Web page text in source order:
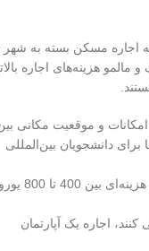
اجاره مسکن بسته به شهر
هزینه‌های اجاره
و موقعیت مکانی
برای دانشجویان بین‌المللی
آپارتمان مشترک: زندگی در آپارتمان مشترک با
اجاره یک آپارتمان